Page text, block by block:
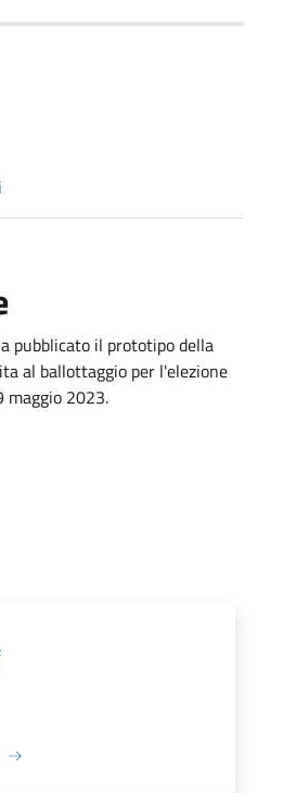
pubblicato il prototipo della
al ballottaggio per l'elezione
maggio 2023.